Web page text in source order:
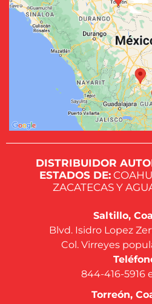
DISTRIBUIDOR
ESTADOS DE:
ZACATECAS Y
Saltillo,
Blvd. Isidro Lopez
Col. Virreyes
844-416-5916
Torreón,